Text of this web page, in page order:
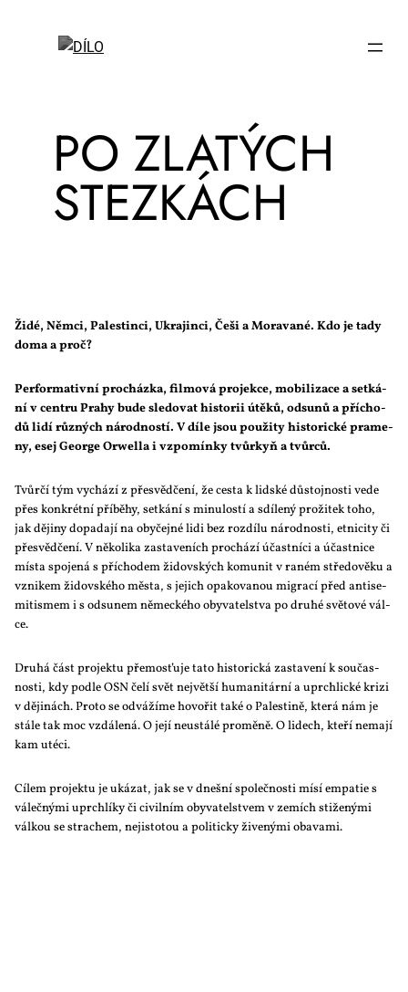
PO ZLA­TÝCH
STEZ­KÁCH
Ži­dé, Něm­ci, Pa­les­tin­ci, Ukra­jin­ci, Če­ši a Mo­ra­va­né. Kdo je ta­dy
do­ma a proč?
Per­for­ma­tiv­ní pro­cház­ka, fil­mo­vá pro­jek­ce, mo­bi­li­za­ce a se­tká­
ní v cen­t­ru Pra­hy bu­de sle­do­vat his­to­rii útě­ků, od­su­nů a pří­cho­
dů li­dí růz­ných ná­rod­nos­tí. V dí­le jsou po­u­ži­ty his­to­ric­ké pra­me­
ny, esej Ge­or­ge Orwel­la i vzpo­mín­ky tvůr­kyň a tvůr­ců.
Tvůr­čí tým vy­chá­zí z pře­svěd­če­ní, že ces­ta k lid­ské dů­stoj­nos­ti ve­de
přes kon­krét­ní pří­běhy, se­tká­ní s mi­nu­los­tí a sdí­le­ný pro­ži­tek to­ho,
jak dě­ji­ny do­pa­da­jí na oby­čej­né li­di bez roz­dí­lu ná­rod­nos­ti, et­ni­ci­ty či
pře­svěd­če­ní. V ně­ko­li­ka za­sta­ve­ních pro­chá­zí účast­ní­ci a účast­ni­ce
mís­ta spo­je­ná s pří­cho­dem ži­dov­ských ko­mu­nit v ra­ném stře­do­vě­ku a
vzni­kem ži­dov­ské­ho měs­ta, s je­jich opa­ko­va­nou mi­gra­cí před an­ti­se­
mi­tis­mem i s od­su­nem ně­mec­ké­ho oby­va­tel­stva po dru­hé svě­to­vé vál­
ce.
Dru­há část pro­jek­tu pře­mos­ťu­je ta­to his­to­ric­ká za­sta­ve­ní k sou­čas­
nos­ti, kdy pod­le OSN če­lí svět nej­vět­ší hu­ma­ni­tár­ní a uprch­lic­ké kri­zi
v dě­ji­nách. Pro­to se od­vá­ží­me ho­vo­řit ta­ké o Pa­les­ti­ně, kte­rá nám je
stá­le tak moc vzdá­le­ná. O je­jí ne­u­stá­lé pro­mě­ně. O li­dech, kte­ří ne­ma­jí
kam uté­ci.
Cí­lem pro­jek­tu je uká­zat, jak se v dneš­ní spo­leč­nos­ti mí­sí em­pa­tie s
vá­leč­ný­mi uprch­lí­ky či ci­vil­ním oby­va­tel­stvem v ze­mích sti­že­ný­mi
vál­kou se stra­chem, ne­jis­to­tou a po­li­tic­ky ži­ve­ný­mi oba­va­mi.